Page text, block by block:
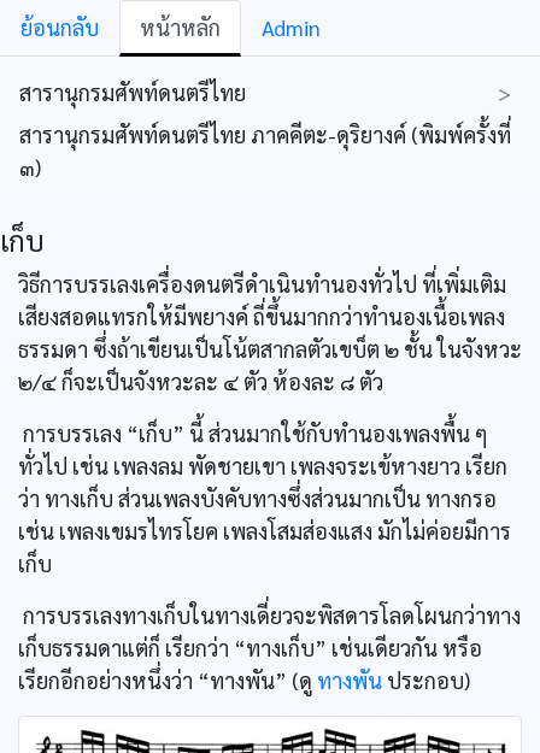
ย้อนกลับ หน้าหลัก Admin
สารานุกรมศัพท์ดนตรีไทย
>
สารานุกรมศัพท์ดนตรีไทย ภาคคีตะ-ดุริยางค์ (พิมพ์ครั้งที่
๓)
เก็บ
วิธีการบรรเลงเครื่องดนตรีดำเนินทำนองทั่วไป ที่เพิ่มเติม
เสียงสอดแทรกให้มีพยางค์ ถี่ขึ้นมากกว่าทำนองเนื้อเพลง
ธรรมดา ซึ่งถ้าเขียนเป็นโน้ตสากลตัวเขบ็ต ๒ ชั้น ในจังหวะ
๒/๔ ก็จะเป็นจังหวะละ ๔ ตัว ห้องละ ๘ ตัว
การบรรเลง “เก็บ” นี้ ส่วนมากใช้กับทำนองเพลงพื้น ๆ
ทั่วไป เช่น เพลงลม พัดชายเขา เพลงจระเข้หางยาว เรียก
ว่า ทางเก็บ ส่วนเพลงบังคับทางซึ่งส่วนมากเป็น ทางกรอ
เช่น เพลงเขมรไทรโยค เพลงโสมส่องแสง มักไม่ค่อยมีการ
เก็บ
การบรรเลงทางเก็บในทางเดี่ยวจะพิสดารโลดโผนกว่าทาง
เก็บธรรมดาแต่ก็ เรียกว่า “ทางเก็บ” เช่นเดียวกัน หรือ
เรียกอีกอย่างหนึ่งว่า “ทางพัน” (ดู ทางพัน ประกอบ)